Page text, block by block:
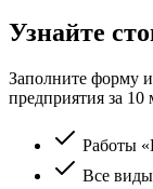
Узнайте
Заполните форму
предприятия за 10
Работы
Все